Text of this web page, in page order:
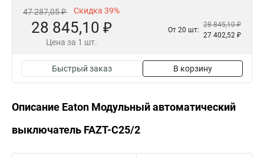
47 287,05 ₽ Скидка 39%
28 845,10 ₽
Цена за 1 шт.
От 20 шт:
28 845,10 ₽
27 402,52 ₽
Быстрый заказ В корзину
Описание Eaton Модульный автоматический
выключатель FAZT-C25/2